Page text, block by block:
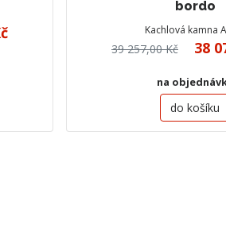
bordo
Kachlová kamna
39 257,00 Kč 38
na
do košíku